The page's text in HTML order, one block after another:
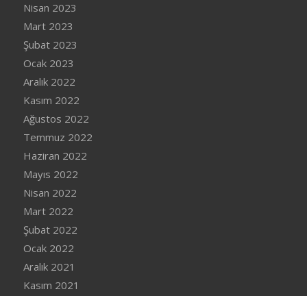
Nisan 2023
Mart 2023
Şubat 2023
Ocak 2023
Aralık 2022
Kasım 2022
Ağustos 2022
Temmuz 2022
Haziran 2022
Mayıs 2022
Nisan 2022
Mart 2022
Şubat 2022
Ocak 2022
Aralık 2021
Kasım 2021